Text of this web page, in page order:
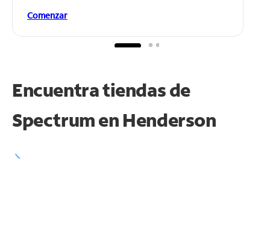
Comenzar
Encuentra tiendas de
Spectrum en Henderson